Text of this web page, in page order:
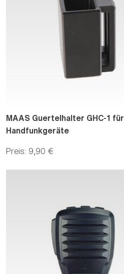
MAAS Guertelhalter GHC-1 für
Handfunkgeräte
Preis: 9,90 €